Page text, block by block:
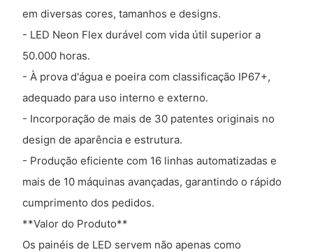
em diversas cores, tamanhos e designs.
- LED Neon Flex durável com vida útil superior a
50.000 horas.
- À prova d'água e poeira com classificação IP67+,
adequado para uso interno e externo.
- Incorporação de mais de 30 patentes originais no
design de aparência e estrutura.
- Produção eficiente com 16 linhas automatizadas e
mais de 10 máquinas avançadas, garantindo o rápido
cumprimento dos pedidos.
**Valor do Produto**
Os painéis de LED servem não apenas como